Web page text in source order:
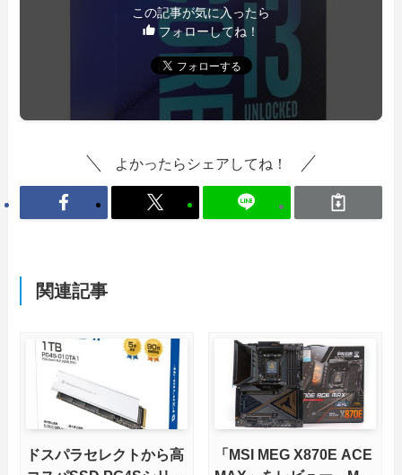
この記事が気に入ったら
フォローしてね！
よかったらシェアしてね！
関連記事
ドスパラセレクトから高
「MSI MEG X870E ACE